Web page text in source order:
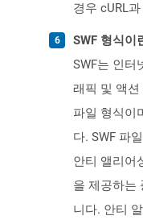
경우 cURL
SWF 형식이
SWF는 인터
래픽 및 액
파일 형식이
다. SWF 파
안티 앨리어
을 제공하는
니다. 안티